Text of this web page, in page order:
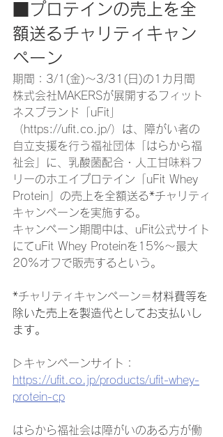
■プロテインの売上を全
額送るチャリティキャン
ペーン
期間： 3/1(金)〜3/31(日)の1カ月間
株式会社MAKERSが展開するフィット
ネスブランド「uFit」
（https://ufit.co.jp/）は、障がい者の
自立支援を行う福祉団体「はらから福
祉会」に、乳酸菌配合・人工甘味料フ
リーのホエイプロテイン「uFit Whey
Protein」の売上を全額送る*チャリティ
キャンペーンを実施する。
キャンペーン期間中は、uFit公式サイト
にてuFit Whey Proteinを15%〜最大
20%オフで販売するという。
*チャリティキャンペーン＝材料費等を
除いた売上を製造代としてお支払いし
ます。
▷キャンペーンサイト：
https://ufit.co.jp/products/ufit-whey-
protein-cp
はらから福祉会は障がいのある方が働